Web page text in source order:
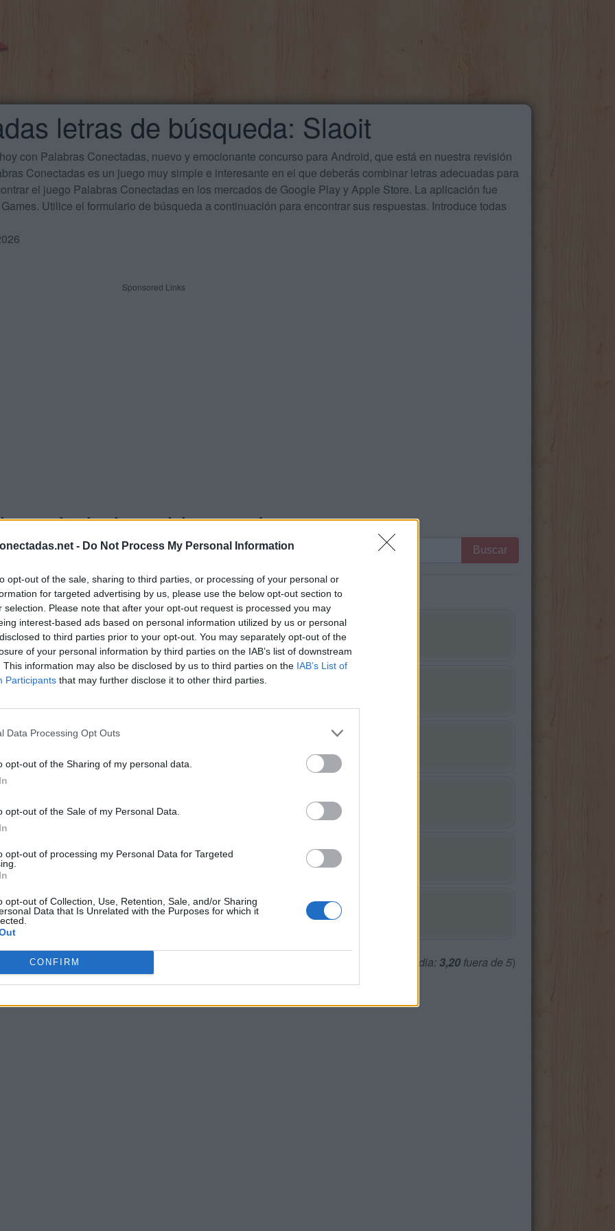
- Do Not Process My Personal Information
opt-out of the sale, sharing to third parties, or processing of your personal or
for targeted advertising by us, please use the below opt-out section to
selection. Please note that after your opt-out request is processed you may
interest-based ads based on personal information utilized by us or personal
to third parties prior to your opt-out. You may separately opt-out of the
of your personal information by third parties on the IAB’s list of downstream
This information may also be disclosed by us to third parties on the IAB’s List of
Participants that may further disclose it to other third parties.
Data Processing Opt Outs
opt-out of the Sharing of my personal data.
opt-out of the Sale of my Personal Data.
opt-out of processing my Personal Data for Targeted
opt-out of Collection, Use, Retention, Sale, and/or Sharing
Data that Is Unrelated with the Purposes for which it
CONFIRM
letras de búsqueda: Slaoit
con Palabras Conectadas, nuevo y emocionante concurso para Android, que está en nuestra revisión
Conectadas es un juego muy simple e interesante en el que deberás combinar letras adecuadas para
el juego Palabras Conectadas en los mercados de Google Play y Apple Store. La aplicación fue
Utilice el formulario de búsqueda a continuación para encontrar sus respuestas. Introduce todas
Sponsored Links
todas las letras del rompecabezas:
Buscar
votos, media: 3,20 fuera de 5)